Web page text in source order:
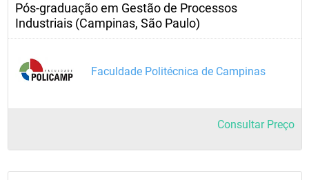
Pós-graduação em Gestão de Processos
Industriais (Campinas, São Paulo)
Faculdade Politécnica de Campinas
Consultar Preço